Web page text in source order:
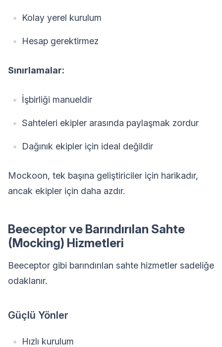
Kolay yerel kurulum
Hesap gerektirmez
Sınırlamalar:
İşbirliği manueldir
Sahteleri ekipler arasında paylaşmak zordur
Dağınık ekipler için ideal değildir
Mockoon, tek başına geliştiriciler için harikadır,
ancak ekipler için daha azdır.
Beeceptor ve Barındırılan Sahte
(Mocking) Hizmetleri
Beeceptor gibi barındırılan sahte hizmetler sadeliğe
odaklanır.
Güçlü Yönler
Hızlı kurulum